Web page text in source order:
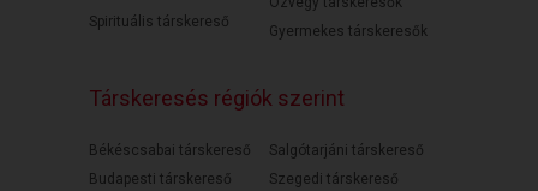
Spirituális társkereső
Gyermekes társkeresők
Társkeresés régiók szerint
Békéscsabai társkereső
Budapesti társkereső
Salgótarjáni társkereső
Szegedi társkereső